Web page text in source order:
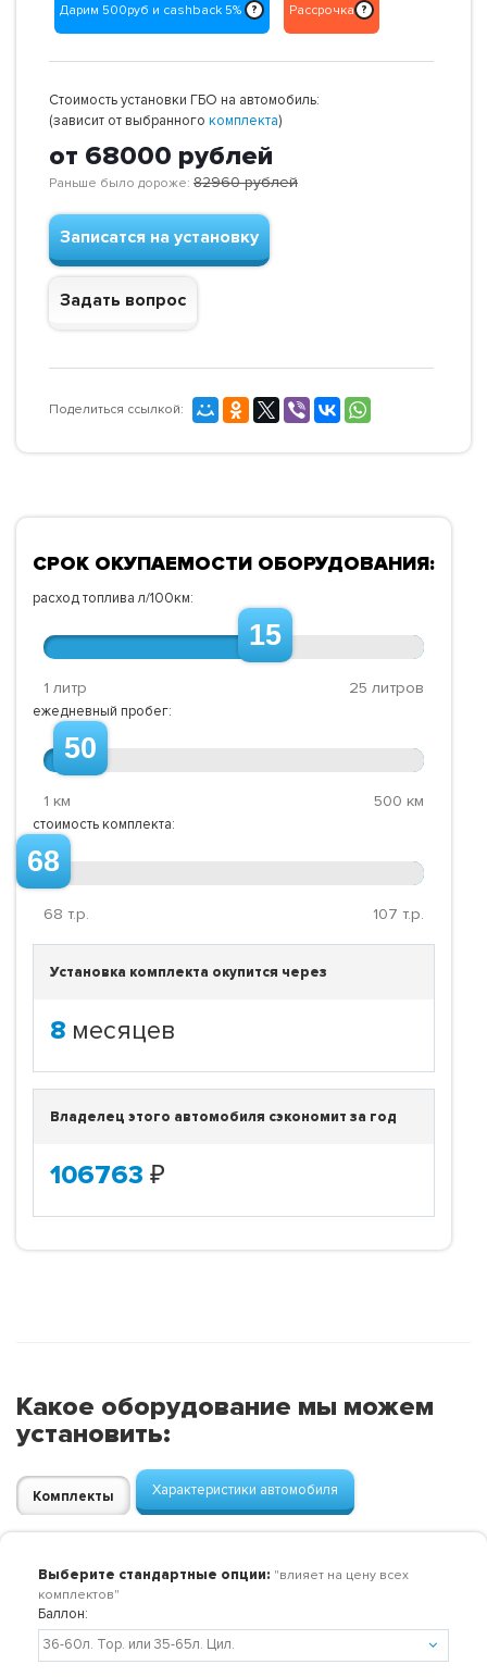
Дарим 500руб и cashback 5% ? Рассрочка ?
Стоимость установки ГБО на автомобиль:
(зависит от выбранного комплекта)
от 68000 рублей
Раньше было дороже: 82960рублей
Записатся на установку
Задать вопрос
Поделиться ссылкой:
СРОК ОКУПАЕМОСТИ ОБОРУДОВАНИЯ:
расход топлива л/100км:
15
1 литр 25 литров
ежедневный пробег:
50
1 км 500 км
стоимость комплекта:
68
68 т.р. 107 т.р.
Установка комплекта окупится через
8 месяцев
Владелец этого автомобиля сэкономит за год
106763 ₽
Какое оборудование мы можем
установить:
Комплекты Характеристики автомобиля
Выберите стандартные опции: "влияет на цену всех
комплектов"
Баллон: